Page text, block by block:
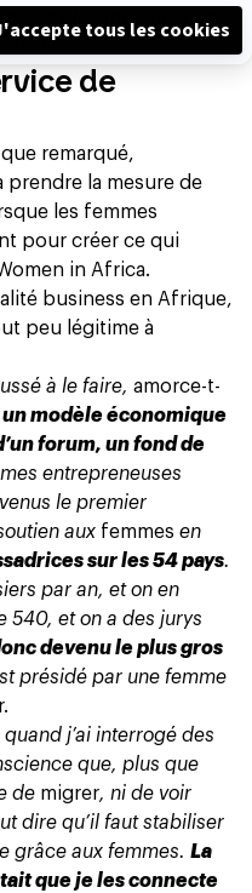
de
remarqué,
prendre la mesure de
les femmes
pour créer ce qui
in Africa.
business en Afrique,
peu légitime à
à le faire, amorce-t-
un modèle économique
forum, un fond de
entrepreneuses
le premier
aux femmes en
sur les 54 pays.
par an, et on en
540, et on a des jurys
devenu le plus gros
présidé par une femme
j’ai interrogé des
que, plus que
de migrer, ni de voir
dire qu’il faut stabiliser
grâce aux femmes. La
que je les connecte